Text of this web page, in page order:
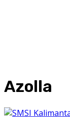
Azolla